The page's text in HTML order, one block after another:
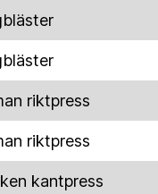
riktpress
riktpress
kantpress